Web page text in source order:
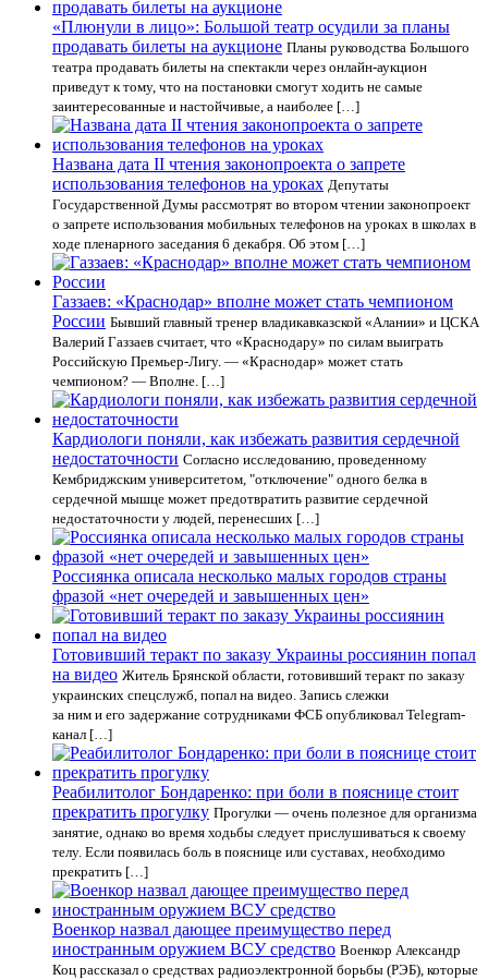
«Плюнули в лицо»: Большой театр осудили за планы
продавать билеты на аукционе Планы руководства Большого
театра продавать билеты на спектакли через онлайн-аукцион
приведут к тому, что на постановки смогут ходить не самые
заинтересованные и настойчивые, а наиболее […]
Названа дата II чтения законопроекта о запрете
использования телефонов на уроках Депутаты
Государственной Думы рассмотрят во втором чтении законопроект
о запрете использования мобильных телефонов на уроках в школах в
ходе пленарного заседания 6 декабря. Об этом […]
Газзаев: «Краснодар» вполне может стать чемпионом
России Бывший главный тренер владикавказской «Алании» и ЦСКА
Валерий Газзаев считает, что «Краснодару» по силам выиграть
Российскую Премьер-Лигу. — «Краснодар» может стать
чемпионом? — Вполне. […]
Кардиологи поняли, как избежать развития сердечной
недостаточности Согласно исследованию, проведенному
Кембриджским университетом, "отключение" одного белка в
сердечной мышце может предотвратить развитие сердечной
недостаточности у людей, перенесших […]
Россиянка описала несколько малых городов страны
фразой «нет очередей и завышенных цен»
Готовивший теракт по заказу Украины россиянин попал
на видео Житель Брянской области, готовивший теракт по заказу
украинских спецслужб, попал на видео. Запись слежки
за ним и его задержание сотрудниками ФСБ опубликовал Telegram-
канал […]
Реабилитолог Бондаренко: при боли в пояснице стоит
прекратить прогулку Прогулки — очень полезное для организма
занятие, однако во время ходьбы следует прислушиваться к своему
телу. Если появилась боль в пояснице или суставах, необходимо
прекратить […]
Военкор назвал дающее преимущество перед
иностранным оружием ВСУ средство Военкор Александр
Коц рассказал о средствах радиоэлектронной борьбы (РЭБ), которые